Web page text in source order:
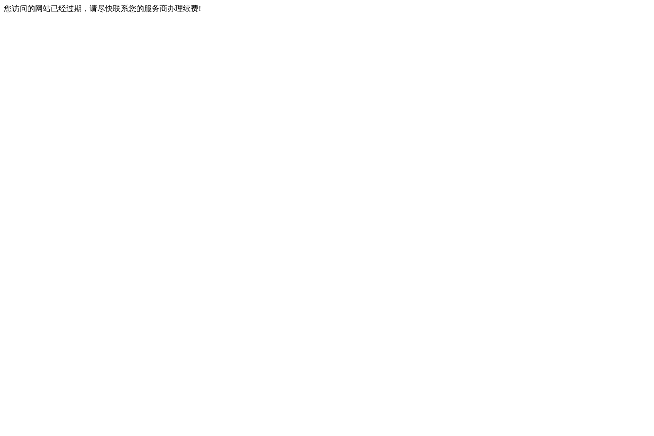
您访问的网站已经过期，请尽快联系您的服务商办理续费!